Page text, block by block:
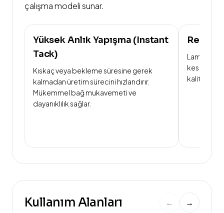
çalışma modeli sunar.
Yüksek Anlık Yapışma (Instant
Tack)
Kıskaç veya bekleme süresine gerek
kalmadan üretim sürecini hızlandırır.
Mükemmel bağ mukavemeti ve
dayanıklılık sağlar.
Reçine
kesintisiz
kalitesini
Kullanım Alanları ← →